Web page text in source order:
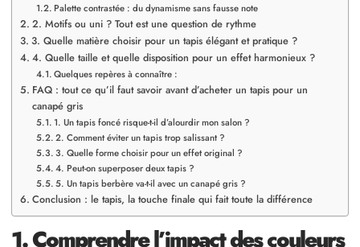
Palette contrastée : du dynamisme sans fausse note
2. Motifs ou uni ? Tout est une question de rythme
3. Quelle matière choisir pour un tapis élégant et pratique ?
4. Quelle taille et quelle disposition pour un effet harmonieux ?
Quelques repères à connaître :
FAQ : tout ce qu’il faut savoir avant d’acheter un tapis pour un
canapé gris
1. Un tapis foncé risque-t-il d’alourdir mon salon ?
2. Comment éviter un tapis trop salissant ?
3. Quelle forme choisir pour un effet original ?
4. Peut-on superposer deux tapis ?
5. Un tapis berbère va-t-il avec un canapé gris ?
Conclusion : le tapis, la touche finale qui fait toute la différence
1. Comprendre l’impact des couleurs